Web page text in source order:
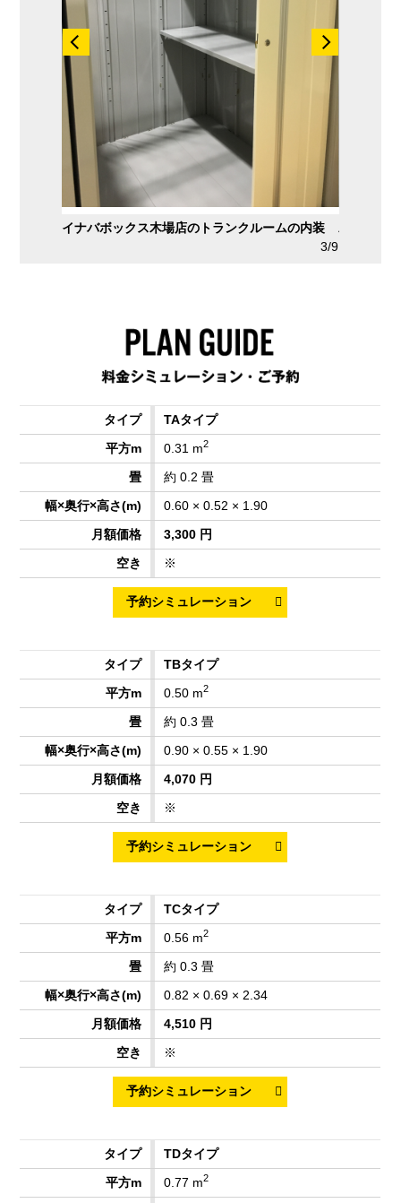
木場店は棚板完備のトランクルームです 4/9約1畳サイ
TAタイプ
0.31 m2
約 0.2 畳
0.60 × 0.52 × 1.90
3,300 円
※
TBタイプ
0.50 m2
約 0.3 畳
0.90 × 0.55 × 1.90
4,070 円
※
TCタイプ
0.56 m2
約 0.3 畳
0.82 × 0.69 × 2.34
4,510 円
※
TDタイプ
0.77 m2